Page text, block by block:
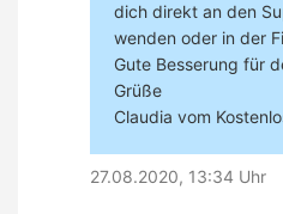
dich direkt an den
wenden oder in der
Gute Besserung für
Grüße
Claudia vom
27.08.2020, 13:34 Uhr